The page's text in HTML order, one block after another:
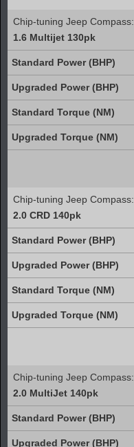
Chip-tuning Jeep Compass:
1.6 Multijet 130pk
Chip-tuning Jeep Compass:
2.0 CRD 140pk
Chip-tuning Jeep Compass:
2.0 MultiJet 140pk